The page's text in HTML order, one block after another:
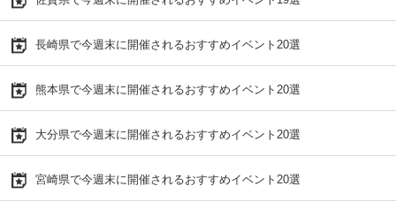
長崎県で今週末に開催されるおすすめイベント20選
熊本県で今週末に開催されるおすすめイベント20選
大分県で今週末に開催されるおすすめイベント20選
宮崎県で今週末に開催されるおすすめイベント20選